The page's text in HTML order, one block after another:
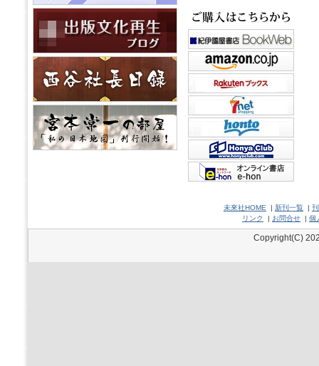
未來社HOME | 新刊一覧 |
リンク
| お問合せ | 個
Copyright(C)